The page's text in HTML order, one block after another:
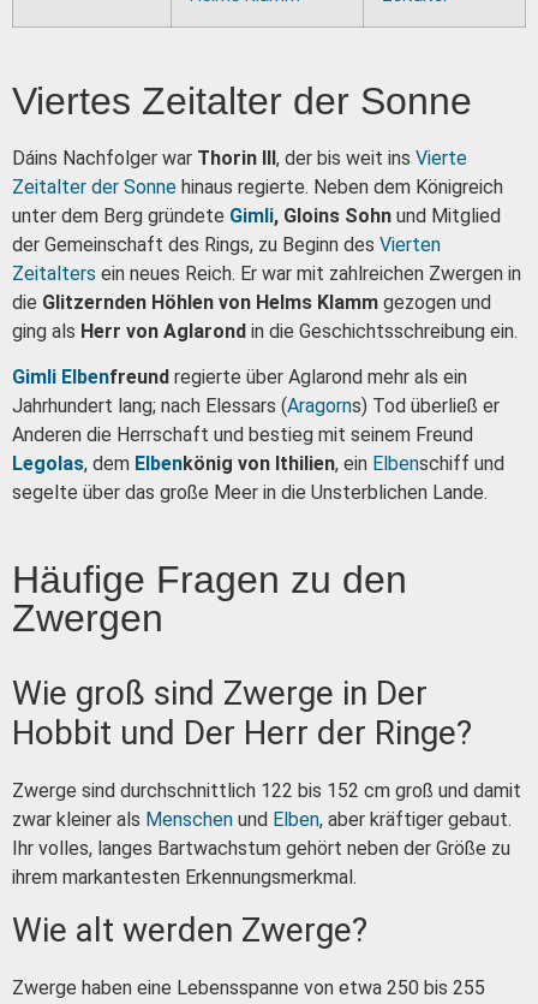
Viertes Zeitalter der Sonne
Dáins Nachfolger war Thorin III, der bis weit ins Vierte
Zeitalter der Sonne hinaus regierte. Neben dem Königreich
unter dem Berg gründete Gimli, Gloins Sohn und Mitglied
der Gemeinschaft des Rings, zu Beginn des Vierten
Zeitalters ein neues Reich. Er war mit zahlreichen Zwergen in
die Glitzernden Höhlen von Helms Klamm gezogen und
ging als Herr von Aglarond in die Geschichtsschreibung ein.
Gimli Elbenfreund regierte über Aglarond mehr als ein
Jahrhundert lang; nach Elessars (Aragorns) Tod überließ er
Anderen die Herrschaft und bestieg mit seinem Freund
Legolas, dem Elbenkönig von Ithilien, ein Elbenschiff und
segelte über das große Meer in die Unsterblichen Lande.
Häufige Fragen zu den
Zwergen
Wie groß sind Zwerge in Der
Hobbit und Der Herr der Ringe?
Zwerge sind durchschnittlich 122 bis 152 cm groß und damit
zwar kleiner als Menschen und Elben, aber kräftiger gebaut.
Ihr volles, langes Bartwachstum gehört neben der Größe zu
ihrem markantesten Erkennungsmerkmal.
Wie alt werden Zwerge?
Zwerge haben eine Lebensspanne von etwa 250 bis 255